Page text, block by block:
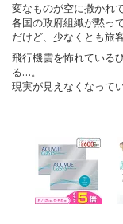
変なものが空に撒かれ
各国の政府組織が黙っ
だけど、少なくとも旅
飛行機雲を怖れている
る…。
現実が見えなくなって